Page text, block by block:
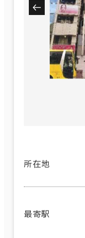
所在地
最寄駅